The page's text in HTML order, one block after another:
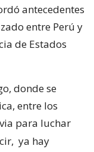
antecedentes
entre Perú y
de Estados
donde se
entre los
para luchar
ya hay